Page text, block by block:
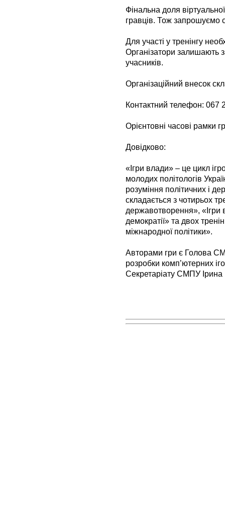
Фінальна доля
гравців. Тож запрошуємо
Для участі у тренінгу
Організатори залишають
учасників.
Організаційний внесок
Контактний телефон: 067
Орієнтовні часові рамки
Довідково:
«Ігри влади» – це цикл
молодих політологів
розуміння політичних і
складається з чотирьох
державотворення»,
демократії» та двох
міжнародної політики».
Авторами гри є Голова
розробки комп’ютерних
Секретаріату СМПУ